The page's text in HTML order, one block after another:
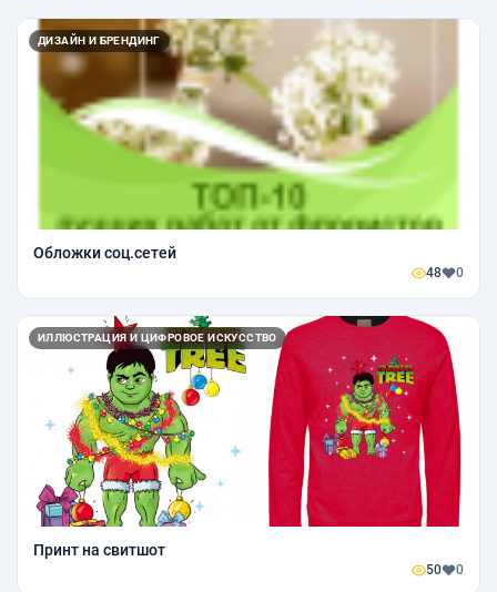
ДИЗАЙН И БРЕНДИНГ
Обложки соц.сетей
48 0
ИЛЛЮСТРАЦИЯ И ЦИФРОВОЕ ИСКУССТВО
Принт на свитшот
50 0